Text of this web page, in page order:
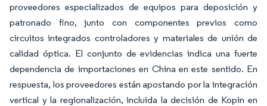
proveedores especializados de equipos para deposición y
patronado fino, junto con componentes previos como
circuitos integrados controladores y materiales de unión de
calidad óptica. El conjunto de evidencias indica una fuerte
dependencia de importaciones en China en este sentido. En
respuesta, los proveedores están apostando por la integración
vertical y la regionalización, incluida la decisión de Kopin en